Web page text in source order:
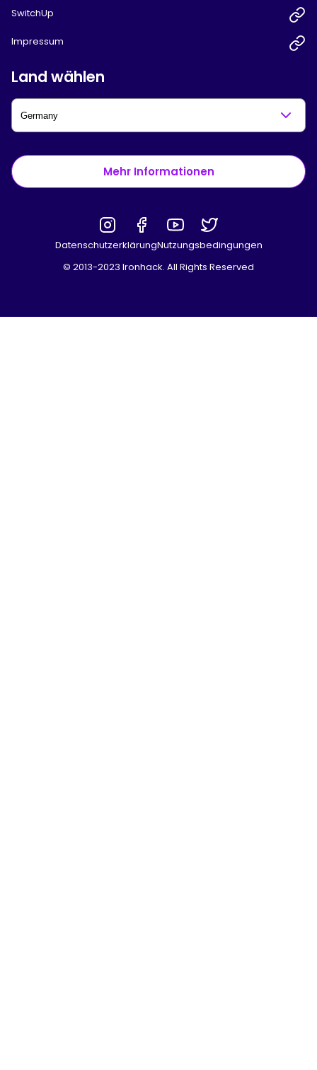
SwitchUp
Impressum
Land wählen
Mehr Informationen
DatenschutzerklärungNutzungsbedingungen
© 2013-2023 Ironhack. All Rights Reserved